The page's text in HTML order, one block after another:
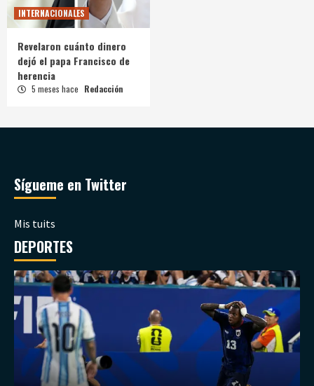
INTERNACIONALES
Revelaron cuánto dinero
dejó el papa Francisco de
herencia
5 meses hace Redacción
Sígueme en Twitter
Mis tuits
DEPORTES